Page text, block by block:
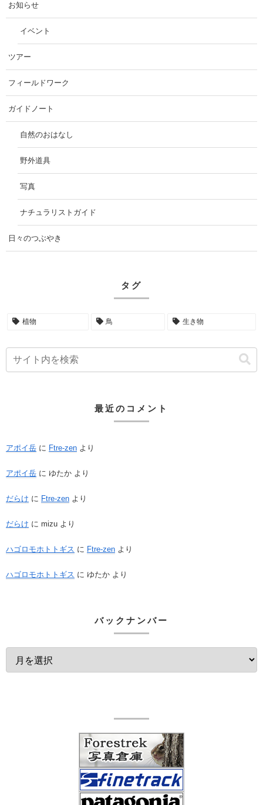
お知らせ
イベント
ツアー
フィールドワーク
ガイドノート
自然のおはなし
野外道具
写真
ナチュラリストガイド
日々のつぶやき
タグ
植物 鳥 生き物
最近のコメント
アポイ岳 に Ftre-zen より
アポイ岳 に ゆたか より
だらけ に Ftre-zen より
だらけ に mizu より
ハゴロモホトトギス に Ftre-zen より
ハゴロモホトトギス に ゆたか より
バックナンバー